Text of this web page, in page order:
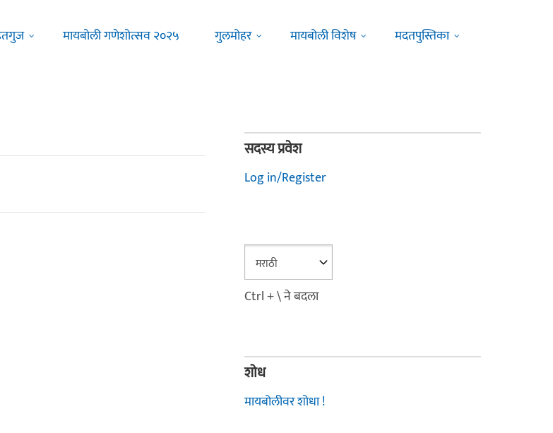
मायबोली गणेशोत्सव २०२५ गुलमोहर मायबोली विशेष मदतपुस्तिका
सदस्य प्रवेश
Log in/Register
Ctrl + \ ने बदला
शोध
मायबोलीवर शोधा !